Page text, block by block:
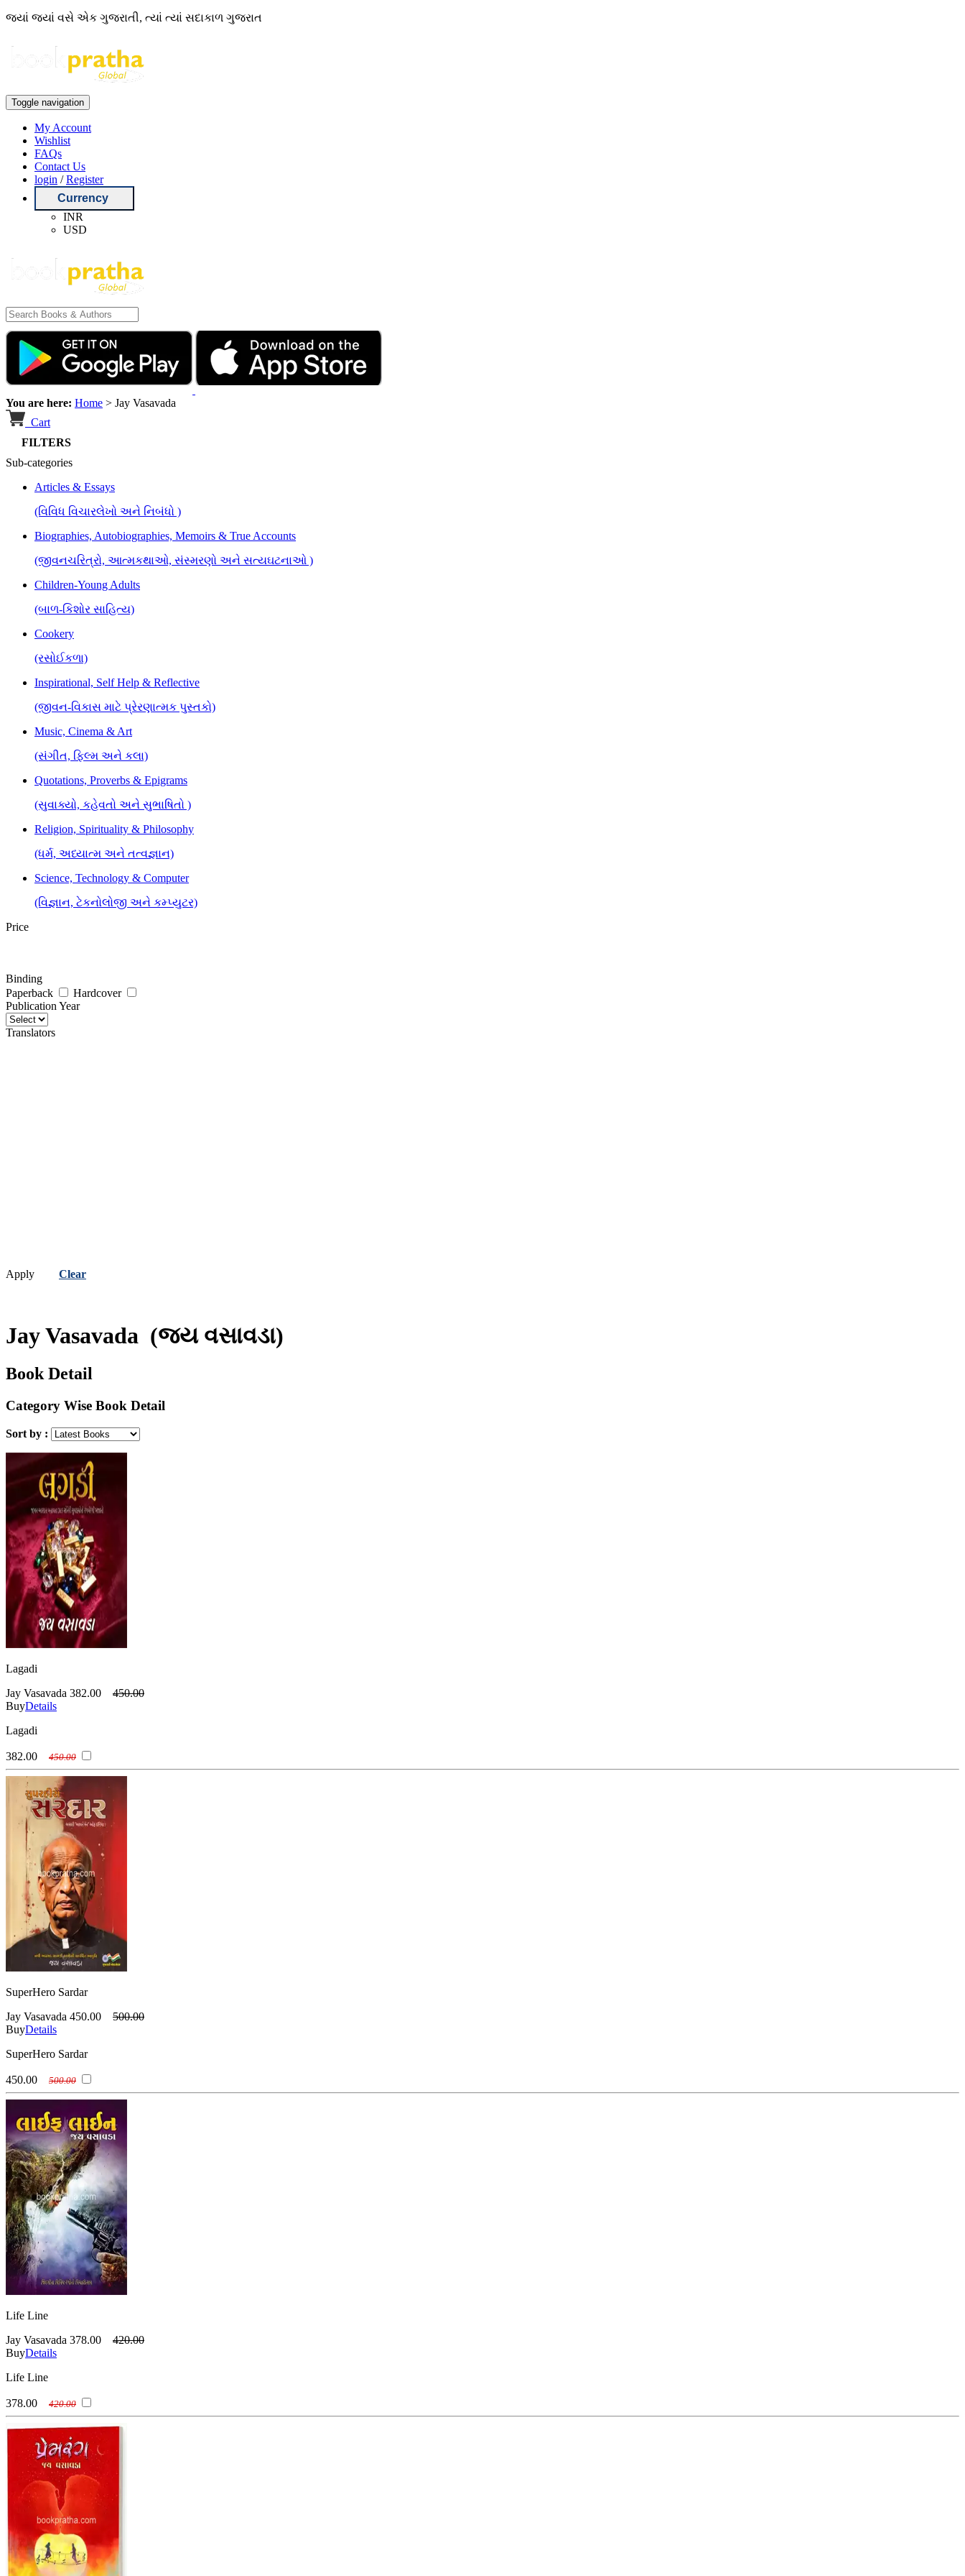
જ્યાં જ્યાં વસે એક ગુજરાતી, ત્યાં ત્યાં સદાકાળ ગુજરાત
Toggle navigation
My Account
Wishlist
FAQs
Contact Us
login /Register
Currency
INR
USD
You are here: Home > Jay Vasavada
Cart
FILTERS
Sub-categories
Articles & Essays
(વિવિધ વિચારલેખો અને નિબંધો )
Biographies, Autobiographies, Memoirs & True Accounts
(જીવનચરિત્રો, આત્મકથાઓ, સંસ્મરણો અને સત્યઘટનાઓ )
Children-Young Adults
(બાળ-કિશોર સાહિત્ય)
Cookery
(રસોઈકળા)
Inspirational, Self Help & Reflective
(જીવન-વિકાસ માટે પ્રેરણાત્મક પુસ્તકો)
Music, Cinema & Art
(સંગીત, ફિલ્મ અને કલા)
Quotations, Proverbs & Epigrams
(સુવાક્યો, કહેવતો અને સુભાષિતો )
Religion, Spirituality & Philosophy
(ધર્મ, અધ્યાત્મ અને તત્વજ્ઞાન)
Science, Technology & Computer
(વિજ્ઞાન, ટેકનોલોજી અને કમ્પ્યુટર)
Price
Binding
Paperback
Hardcover
Publication Year
Translators
Apply Clear
Jay Vasavada (જય વસાવડા)
Book Detail
Category Wise Book Detail
Sort by :
Lagadi
Jay Vasavada 382.00
450.00
BuyDetails
Lagadi
382.00 450.00
SuperHero Sardar
Jay Vasavada 450.00
500.00
BuyDetails
SuperHero Sardar
450.00 500.00
Life Line
Jay Vasavada 378.00
420.00
BuyDetails
Life Line
378.00 420.00